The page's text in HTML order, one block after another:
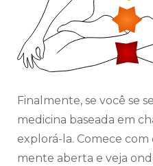
Finalmente, se você se
medicina baseada em
explorá-la. Comece
mente aberta e veja